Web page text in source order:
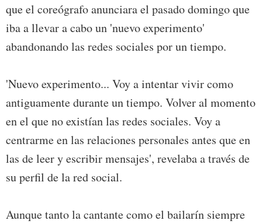
que el coreógrafo anunciara el pasado domingo que
iba a llevar a cabo un 'nuevo experimento'
abandonando las redes sociales por un tiempo.
'Nuevo experimento... Voy a intentar vivir como
antiguamente durante un tiempo. Volver al momento
en el que no existían las redes sociales. Voy a
centrarme en las relaciones personales antes que en
las de leer y escribir mensajes', revelaba a través de
su perfil de la red social.
Aunque tanto la cantante como el bailarín siempre